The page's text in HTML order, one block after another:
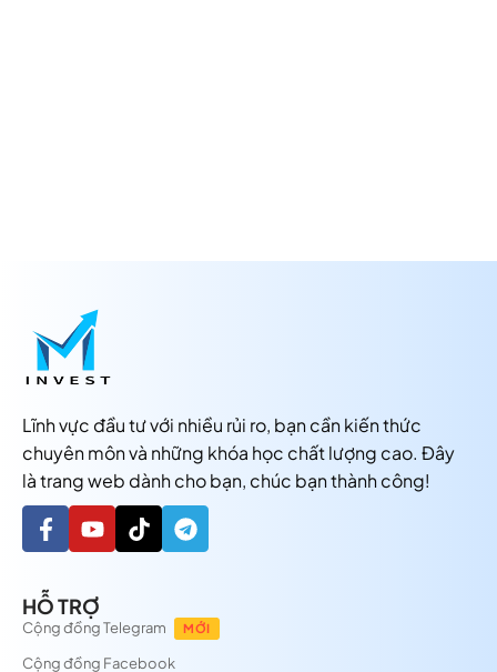
Lĩnh vực đầu tư với nhiều rủi ro, bạn cần kiến thức
chuyên môn và những khóa học chất lượng cao. Đây
là trang web dành cho bạn, chúc bạn thành công!
HỖ TRỢ
Cộng đồng Telegram MỚI
Cộng đồng Facebook